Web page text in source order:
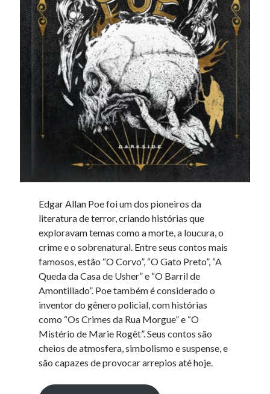
Edgar Allan Poe foi um dos pioneiros da
literatura de terror, criando histórias que
exploravam temas como a morte, a loucura, o
crime e o sobrenatural. Entre seus contos mais
famosos, estão “O Corvo”, “O Gato Preto”, “A
Queda da Casa de Usher” e “O Barril de
Amontillado”. Poe também é considerado o
inventor do gênero policial, com histórias
como “Os Crimes da Rua Morgue” e “O
Mistério de Marie Rogêt”. Seus contos são
cheios de atmosfera, simbolismo e suspense, e
são capazes de provocar arrepios até hoje.